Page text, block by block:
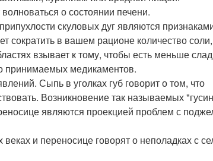
о состоянии печени.
скуловых дуг являются
сократить в вашем рационе количество
взывает к тому, чтобы есть меньше
принимаемых медикаментов.
Сыпь в уголках губ говорит о том, что
Возникновение так называемых
являются проекцией проблем с
и переносице говорят о неполадках с